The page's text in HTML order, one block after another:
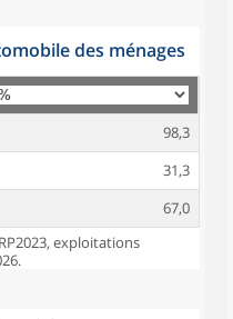
des ménages
98,3
31,3
67,0
exploitations